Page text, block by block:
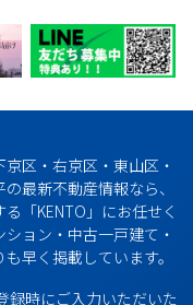
区・右京区・東山区・
最新不動産情報なら、
「KENTO」にお任せく
ョン・中古一戸建て・
早く掲載しています。
録時にご入力いただいた